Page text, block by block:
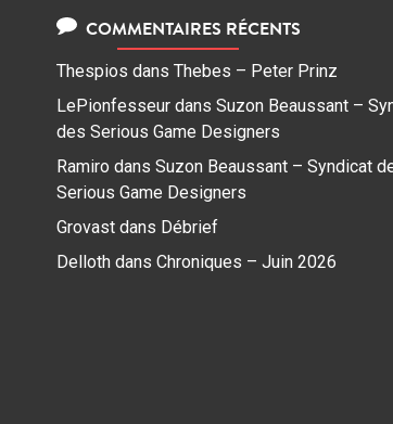
COMMENTAIRES RÉCENTS
Thespios dans Thebes – Peter Prinz
LePionfesseur dans Suzon Beaussant –
des Serious Game Designers
Ramiro dans Suzon Beaussant – Syndicat
Serious Game Designers
Grovast dans Débrief
Delloth dans Chroniques – Juin 2026